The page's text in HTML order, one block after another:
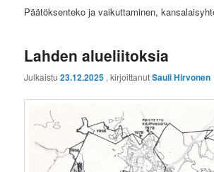
Päätöksenteko ja vaikuttaminen,
Lahden alueliitoksia
Julkaistu23.12.2025 , kirjoittanutSauli Hirvonen